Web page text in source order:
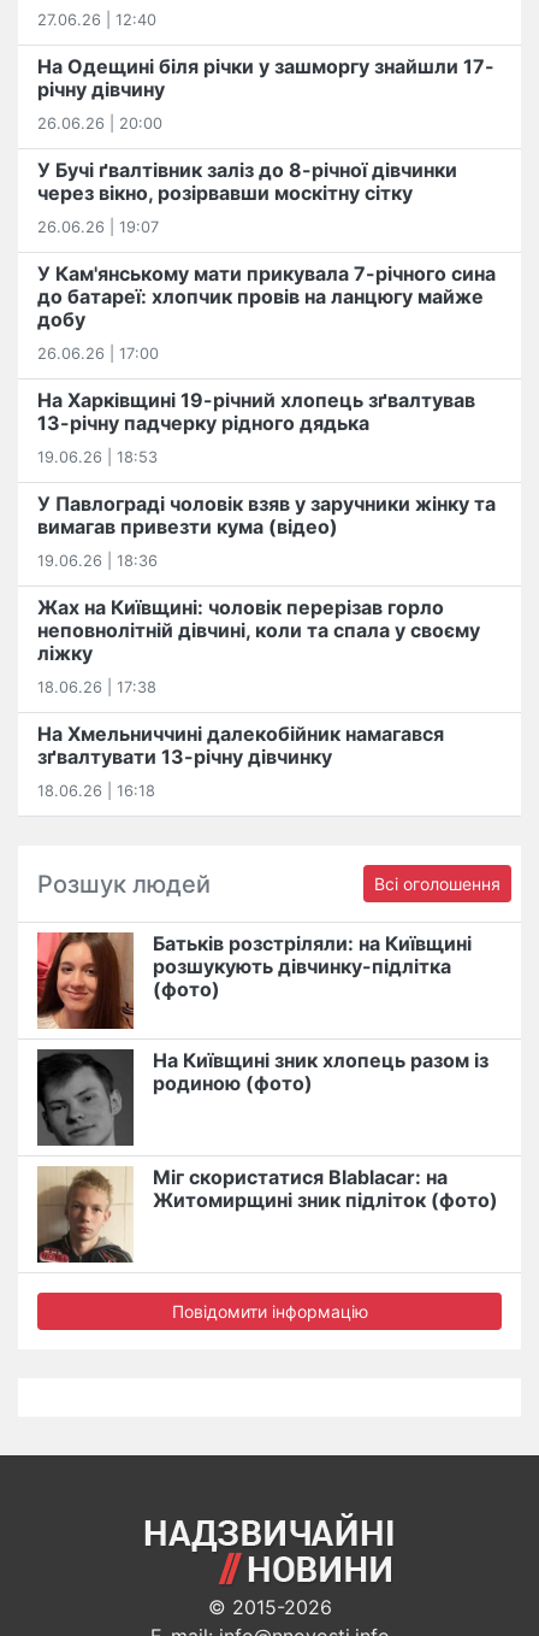
27.06.26 | 12:40
На Одещині біля річки у зашморгу знайшли 17-
річну дівчину
26.06.26 | 20:00
У Бучі ґвалтівник заліз до 8-річної дівчинки
через вікно, розірвавши москітну сітку
26.06.26 | 19:07
У Кам'янському мати прикувала 7-річного сина
до батареї: хлопчик провів на ланцюгу майже
добу
26.06.26 | 17:00
На Харківщині 19-річний хлопець​ ️зґвалтував
13-річну падчерку рідного дядька
19.06.26 | 18:53
У Павлограді чоловік взяв у заручники жінку та
вимагав привезти кума (відео)
19.06.26 | 18:36
Жах на Київщині: чоловік перерізав горло
неповнолітній дівчині, коли та спала у своєму
ліжку
18.06.26 | 17:38
На Хмельниччині далекобійник намагався
зґвалтувати 13-річну дівчинку
18.06.26 | 16:18
Розшук людей Всі оголошення
Батьків розстріляли: на Київщині
розшукують дівчинку-підлітка
(фото)
На Київщині зник хлопець разом із
родиною (фото)
Міг скористатися Blablacar: на
Житомирщині зник підліток (фото)
Повідомити інформацію
© 2015-2026